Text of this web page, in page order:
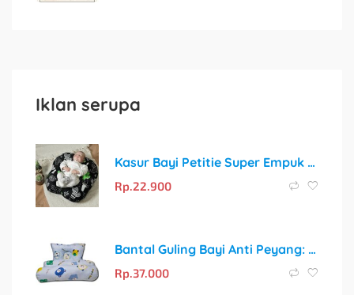
Iklan serupa
Kasur Bayi Petitie Super Empuk dan Motif Gemoy untuk Tidur Nyaman Si Kecil
Rp.22.900
Bantal Guling Bayi Anti Peyang: Solusi Tidur Nyaman dan Cerdas untuk Si Kecil
Rp.37.000